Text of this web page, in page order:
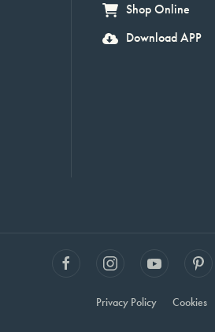
Shop Online
Download APP
Privacy Policy Cookies